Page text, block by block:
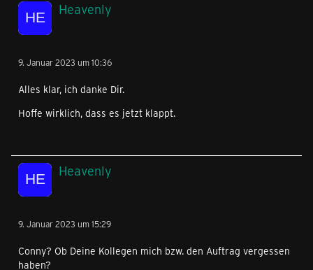
Heavenly
9. Januar 2023 um 10:36
Alles klar, ich danke Dir.
Hoffe wirklich, dass es jetzt klappt.
Heavenly
9. Januar 2023 um 15:29
Conny? Ob Deine Kollegen mich bzw. den Auftrag vergessen
haben?